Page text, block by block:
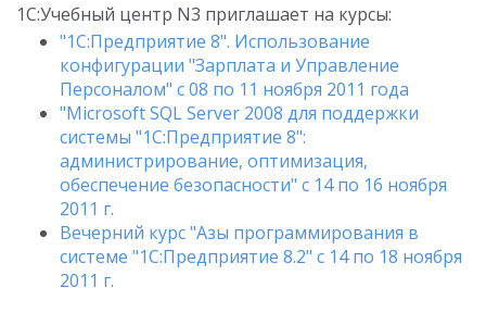
1С:Учебный центр N3 приглашает на курсы:
"1С:Предприятие 8". Использование
конфигурации "Зарплата и Управление
Персоналом" c 08 по 11 ноября 2011 года
"Microsoft SQL Server 2008 для поддержки
системы "1С:Предприятие 8":
администрирование, оптимизация,
обеспечение безопасности" с 14 по 16 ноября
2011 г.
Вечерний курс "Азы программирования в
системе "1С:Предприятие 8.2" с 14 по 18 ноября
2011 г.